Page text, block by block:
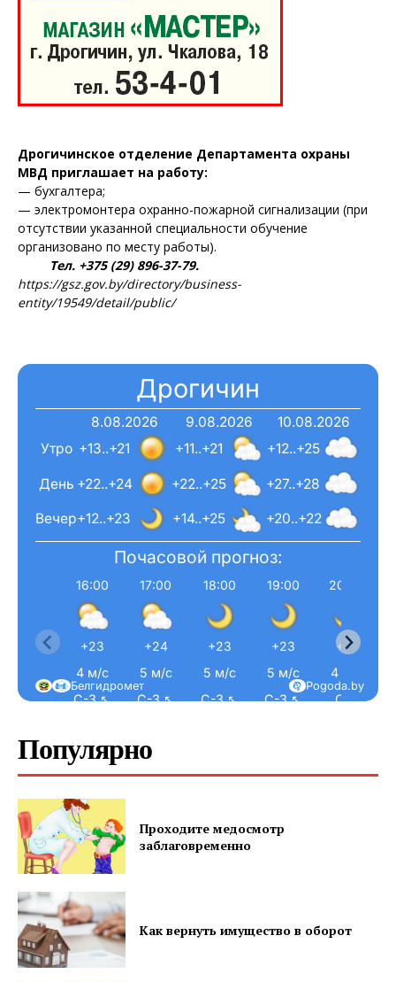
Газета
"Драгічынскі Веснік"
Редакция "ДВ"
Наша гісторыя
Контакты
Правила использования материалов
Дрогичинское отделение Департамента охраны
МВД приглашает на работу:
— бухгалтера;
— электромонтера охранно-пожарной сигнализации (при
отсутствии указанной специальности обучение
организовано по месту работы).
Тел. +375 (29) 896-37-79.
https://gsz.gov.by/directory/business-
entity/19549/detail/public/
Дрогичин
8.08.2026
+13..+21
+22..+24
+12..+23
9.08.2026
+11..+21
+22..+25
+14..+25
10.08.2026
+12..+25
+27..+28
+20..+22
Вечер
День
Утро
Почасовой прогноз:
16:00
+23
4 м/с
С-З ↖
17:00
+24
5 м/с
С-З ↖
18:00
+23
5 м/с
С-З ↖
19:00
+23
5 м/с
С-З ↖
20:00
+21
4 м/с
С ↑
Pogoda.by
Белгидромет
Популярно
Проходите медосмотр
заблаговременно
Как вернуть имущество в оборот